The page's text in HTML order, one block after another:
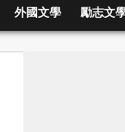
外國文學 勵志文